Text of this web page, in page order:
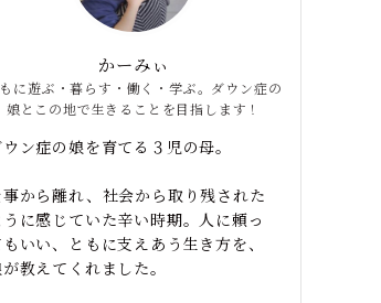
かーみぃ
に遊ぶ・暮らす・働く・学ぶ。ダウン症の
娘とこの地で生きることを目指します！
ン症の娘を育てる３児の母。
から離れ、社会から取り残された
うに感じていた辛い時期。人に頼っ
いい、ともに支えあう生き方を、
教えてくれました。